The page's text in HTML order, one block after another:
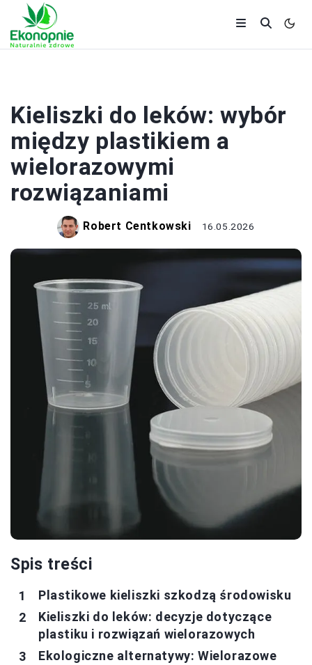
Kieliszki do leków: wybór
między plastikiem a
wielorazowymi
rozwiązaniami
Robert Centkowski 16.05.2026
Spis treści
Plastikowe kieliszki szkodzą środowisku
Kieliszki do leków: decyzje dotyczące
plastiku i rozwiązań wielorazowych
Ekologiczne alternatywy: Wielorazowe